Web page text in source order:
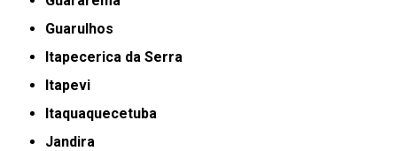
Guarulhos
Itapecerica da Serra
Itapevi
Itaquaquecetuba
Jandira